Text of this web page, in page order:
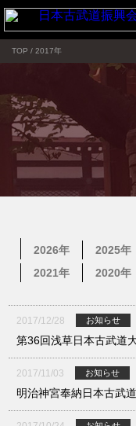
TOP / 2017年
2026年 2025年
2021年
2020年
2017/12/28 お知らせ
第36回浅草日本古武道
2017/11/03 お知らせ
明治神宮奉納日本古武